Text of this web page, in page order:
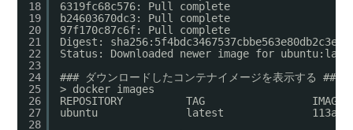
18
19
20
21
22
23
24
25
26
27
28
6319fc68c576: Pull complete
b24603670dc3: Pull complete
97f170c87c6f: Pull complete
Digest:
Status: Downloaded newer image for
### ダウンロードしたコンテナイメージを表示する ###
> docker images
REPOSITORY          TAG
ubuntu              latest